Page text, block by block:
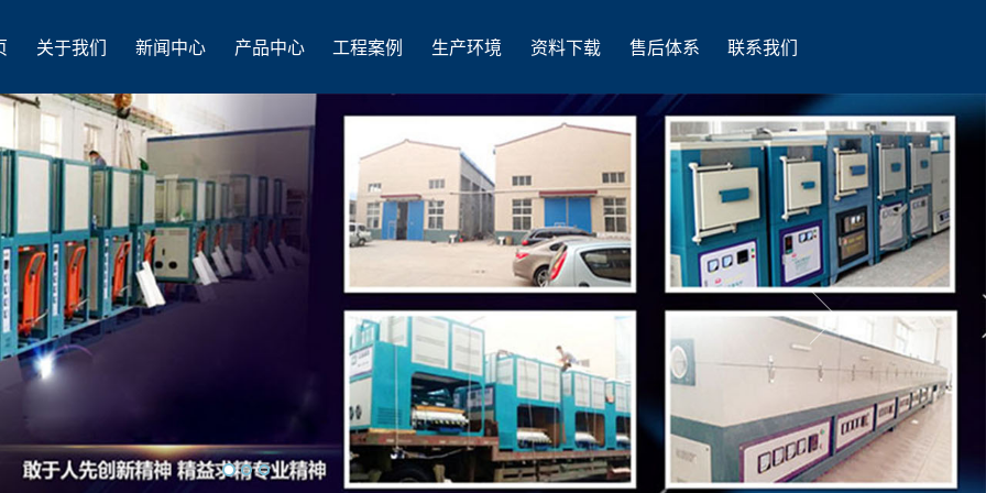
关于我们 新闻中心 产品中心 工程案例 生产环境 资料下载 售后体系 联系我们